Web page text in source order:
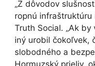
„Z dôvodov
ropnú infraštruktúru
Truth Social. „Ak
iný urobil čokoľvek,
slobodného a
Hormuzský prieliv,